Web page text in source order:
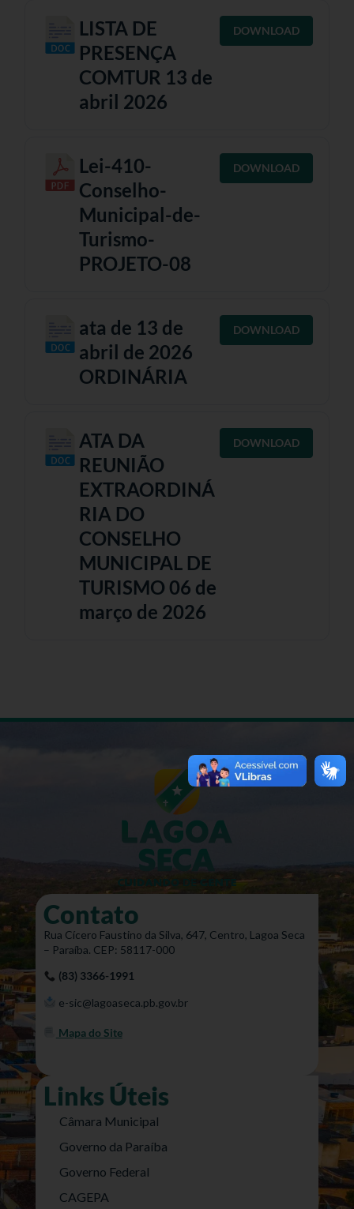
LISTA DE
PRESENÇA
COMTUR 13 de
abril 2026
DOWNLOAD
Lei-410-
Conselho-
Municipal-de-
Turismo-
PROJETO-08
DOWNLOAD
ata de 13 de
abril de 2026
ORDINÁRIA
DOWNLOAD
ATA DA
REUNIÃO
EXTRAORDINÁ
RIA DO
CONSELHO
MUNICIPAL DE
TURISMO 06 de
março de 2026
DOWNLOAD
Contato
Rua Cícero Faustino da Silva, 647, Centro, Lagoa Seca
– Paraíba. CEP: 58117-000
(83) 3366-1991
e-sic@lagoaseca.pb.gov.br
Mapa do Site
Links Úteis
Câmara Municipal
Governo da Paraíba
Governo Federal
CAGEPA